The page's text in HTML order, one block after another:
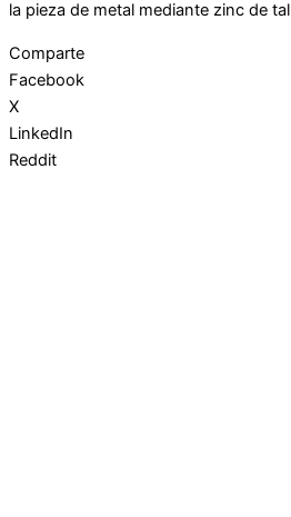
la pieza de metal mediante zinc de tal
Comparte
Facebook
X
LinkedIn
Reddit